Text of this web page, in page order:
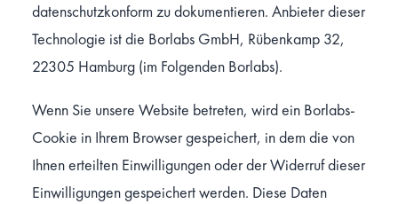
datenschutzkonform zu dokumentieren. Anbieter dieser
Technologie ist die Borlabs GmbH, Rübenkamp 32,
22305 Hamburg (im Folgenden Borlabs).
Wenn Sie unsere Website betreten, wird ein Borlabs-
Cookie in Ihrem Browser gespeichert, in dem die von
Ihnen erteilten Einwilligungen oder der Widerruf dieser
Einwilligungen gespeichert werden. Diese Daten